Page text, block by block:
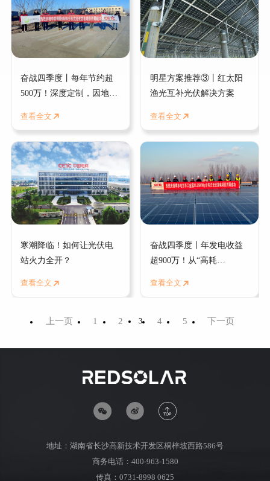
多项目集中并网！红太阳
新能源献礼迎新春！
2025-01-17
查看全文
信！是红太阳“以客户为
中心”的初心坚守
2025-01-17
查看全文
奋战四季度丨每年节约超
500万！深度定制，因地施
高绿能低碳发展
查看全文
奋战四季度丨每年节约超
500万！深度定制，因地
施策，红太阳新能源助力
中高绿能低碳发展
2025-01-17
查看全文
明星方案推荐③丨红太阳
渔光互补光伏解决方案
查看全文
明星方案推荐③丨红太阳
渔光互补光伏解决方案
2025-01-17
查看全文
寒潮降临！如何让光伏电
站火力全开？
查看全文
寒潮降临！如何让光伏电
奋战四季度丨年发电收益
超900万！从“高耗
查看全文
奋战四季度丨年发电收益
能源助力甘亭工业园绿色
上一页 1 2 3 4 5 下一页
地址：湖南省长沙高新技术开发区桐梓坡西路586号
商务电话：400-963-1580
传真：0731-8998 0625